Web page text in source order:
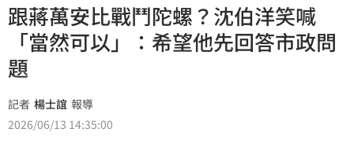
跟蔣萬安比戰鬥陀螺？沈伯洋笑喊
「當然可以」：希望他先回答市政問
題
記者 楊士誼 報導
2026/06/13 14:35:00